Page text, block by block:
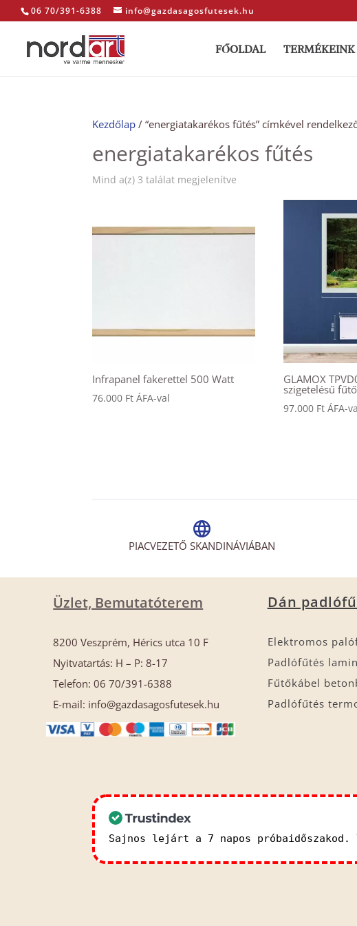
06 70/391-6388 info@gazdasagosfutesek.hu
FŐOLDAL TERMÉKEINK
Kezdőlap / “energiatakarékos fűtés” címkével
energiatakarékos fűtés
Mind a(z) 3 találat megjelenítve
low
Infrapanel fakerettel 500 Watt
76.000 Ft ÁFA-val
GLAMOX
szigetelésű
97.000 Ft ÁFA-
PIACVEZETŐ SKANDINÁVIÁBAN
Üzlet, Bemutatóterem
8200 Veszprém, Hérics utca 10 F
Nyitvatartás: H – P: 8-17
Telefon: 06 70/391-6388
E-mail: info@gazdasagosfutesek.hu
Dán
Elektromos
Padlófűtés
Fűtőkábel
Padlófűtés
Sajnos lejárt a 7 napos próbaidőszakod.